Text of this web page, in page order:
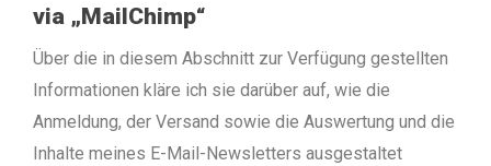
via „MailChimp“
Über die in diesem Abschnitt zur Verfügung gestellten
Informationen kläre ich sie darüber auf, wie die
Anmeldung, der Versand sowie die Auswertung und die
Inhalte meines E-Mail-Newsletters ausgestaltet